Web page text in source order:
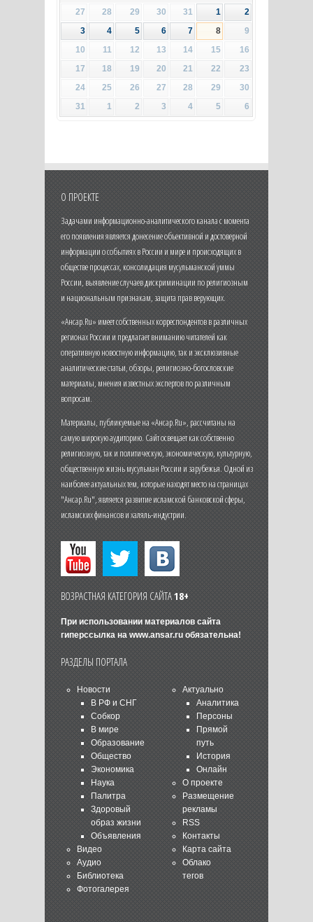
27 28 29 30 31 1
2
3
4 5 6 7 8
9
10
11 12 13 14 15
16
17
18 19 20 21 22
23
24
25 26 27 28 29
30
31
1 2 3 4 5 6
О ПРОЕКТЕ
Задачами информационно-аналитического канала с момента
его появления является донесение объективной и достоверной
информации о событиях в России и мире и происходящих в
обществе процессах, консолидация мусульманской уммы
России, выявление случаев дискриминации по религиозным
и национальным признакам, защита прав верующих.
«Ансар.Ru» имеет собственных корреспондентов в различных
регионах России и предлагает вниманию читателей как
оперативную новостную информацию, так и эксклюзивные
аналитические статьи, обзоры, религиозно-богословские
материалы, мнения известных экспертов по различным
вопросам.
Материалы, публикуемые на «Ансар.Ru», рассчитаны на
самую широкую аудиторию. Сайт освещает как собственно
религиозную, так и политическую, экономическую, культурную,
общественную жизнь мусульман России и зарубежья. Одной из
наиболее актуальных тем, которые находят место на страницах
"Ансар.Ru", является развитие исламской банковской сферы,
исламских финансов и халяль-индустрии.
ВОЗРАСТНАЯ КАТЕГОРИЯ САЙТА18+
При использовании материалов сайта
гиперссылка на www.ansar.ruобязательна!
РАЗДЕЛЫ ПОРТАЛА
Новости
В РФ и СНГ
Собкор
В мире
Образование
Общество
Экономика
Наука
Палитра
Здоровый
образ жизни
Объявления
Видео
Аудио
Библиотека
Фотогалерея
Актуально
Аналитика
Персоны
Прямой
путь
История
Онлайн
О проекте
Размещение
рекламы
RSS
Контакты
Карта сайта
Облако
тегов